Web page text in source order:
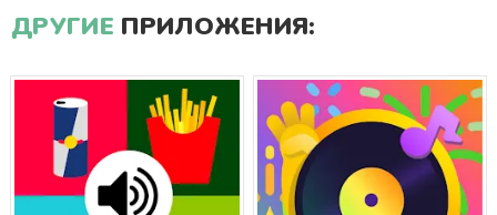
ДРУГИЕ ПРИЛОЖЕНИЯ: